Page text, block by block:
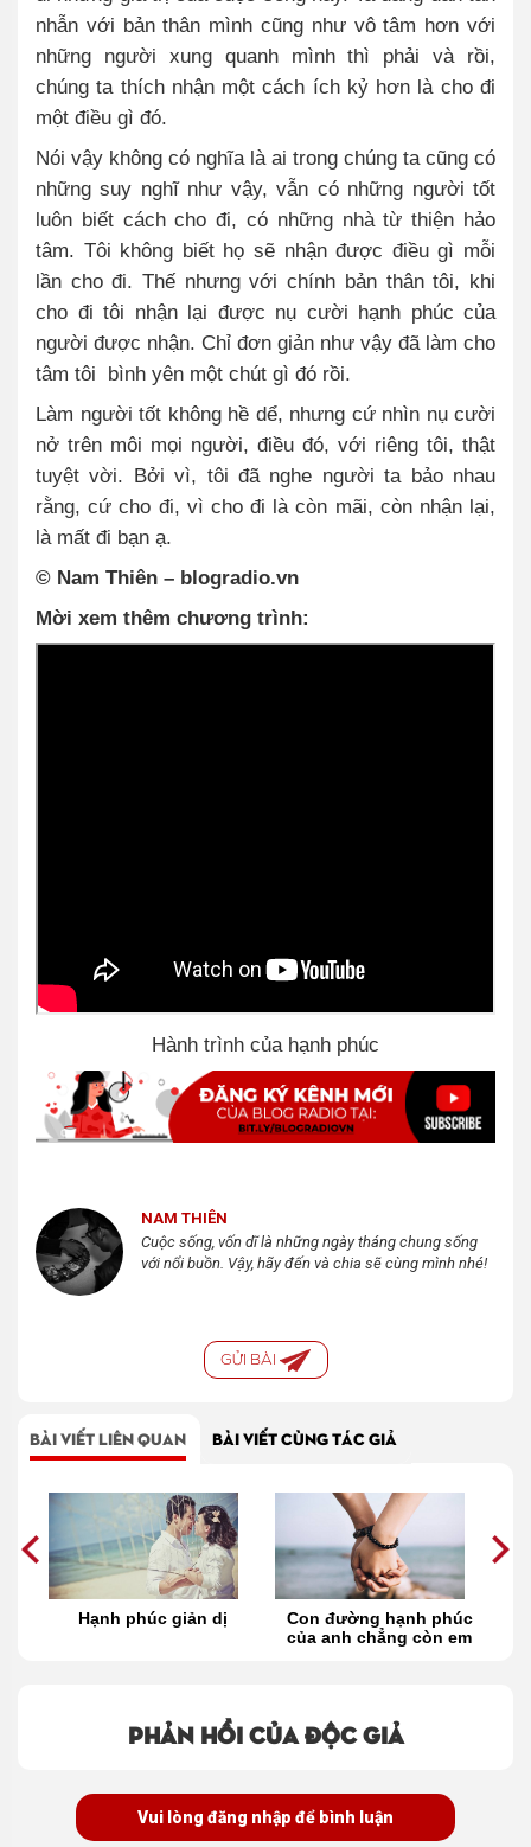
nhẫn với bản thân mình cũng như vô tâm hơn với
những người xung quanh mình thì phải và rồi,
chúng ta thích nhận một cách ích kỷ hơn là cho đi
một điều gì đó.
Nói vậy không có nghĩa là ai trong chúng ta cũng có
những suy nghĩ như vậy, vẫn có những người tốt
luôn biết cách cho đi, có những nhà từ thiện hảo
tâm. Tôi không biết họ sẽ nhận được điều gì mỗi
lần cho đi. Thế nhưng với chính bản thân tôi, khi
cho đi tôi nhận lại được nụ cười hạnh phúc của
người được nhận. Chỉ đơn giản như vậy đã làm cho
tâm tôi bình yên một chút gì đó rồi.
Làm người tốt không hề dể, nhưng cứ nhìn nụ cười
nở trên môi mọi người, điều đó, với riêng tôi, thật
tuyệt vời. Bởi vì, tôi đã nghe người ta bảo nhau
rằng, cứ cho đi, vì cho đi là còn mãi, còn nhận lại,
là mất đi bạn ạ.
© Nam Thiên – blogradio.vn
Mời xem thêm chương trình:
Hành trình của hạnh phúc
NAM THIÊN
Cuộc sống, vốn dĩ là những ngày tháng chung sống
với nổi buồn. Vậy, hãy đến và chia sẽ cùng mình nhé!
GỬI BÀI
BÀI VIẾT LIÊN QUAN BÀI VIẾT CÙNG TÁC GIẢ
Con đường hạnh phúc
Hạnh phúc là được trở
về nhà
Phản hồi của độc giả
Vui lòng đăng nhập để bình luận